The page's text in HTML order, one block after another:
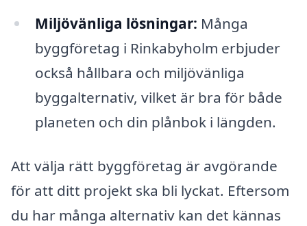
Miljövänliga lösningar: Många
byggföretag i Rinkabyholm erbjuder
också hållbara och miljövänliga
byggalternativ, vilket är bra för både
planeten och din plånbok i längden.
Att välja rätt byggföretag är avgörande
för att ditt projekt ska bli lyckat. Eftersom
du har många alternativ kan det kännas